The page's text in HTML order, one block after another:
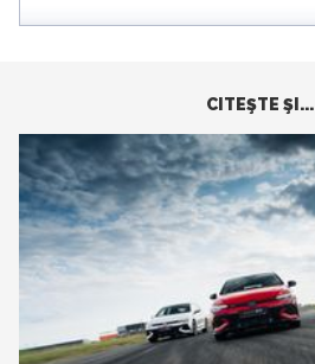
CITEŞTE ŞI...